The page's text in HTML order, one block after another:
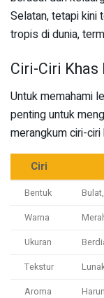
Selatan, tetapi kini
tropis di dunia,
Ciri-Ciri Khas
Untuk memahami
penting untuk
merangkum ciri-ciri
Ciri
Bentuk
Warna
Ukuran
Tekstur
Aroma